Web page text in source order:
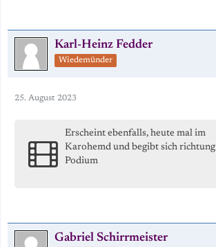
Karl-Heinz Fedder
Wiedemünder
25. August 2023
Erscheint ebenfalls, heute mal im
Karohemd und begibt sich richtung
Podium
Gabriel Schirrmeister